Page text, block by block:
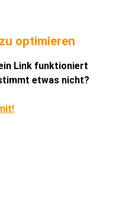
optimieren
Link funktioniert
etwas nicht?